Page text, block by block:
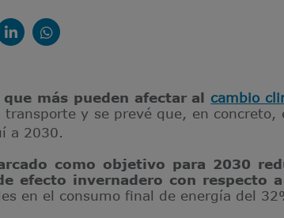
más pueden afectar al cambio
transporte y se prevé que, en concreto,
a 2030.
como objetivo para 2030
efecto invernadero con respecto
en el consumo final de energía del